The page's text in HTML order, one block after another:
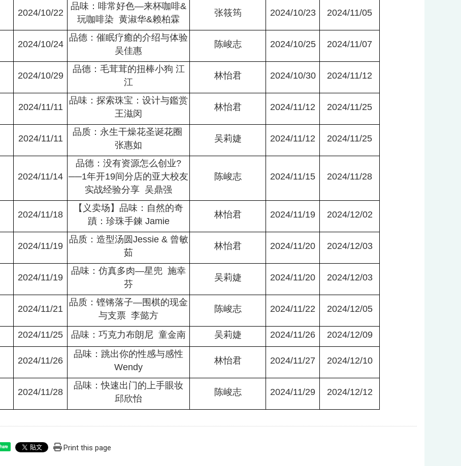
2024/10/22
品味：啡常好色—来杯咖啡&
玩咖啡染 黄淑华&赖柏霖
张筱筠 2024/10/23 2024/11/05
2024/10/24
品德：催眠疗癒的介绍与体验
吴佳惠
陈峻志 2024/10/25 2024/11/07
2024/10/29
品德：毛茸茸的扭棒小狗 江
江
林怡君 2024/10/30 2024/11/12
2024/11/11
品味：探索珠宝：设计与鑑赏
王滋闵
林怡君 2024/11/12 2024/11/25
2024/11/11
品质：永生干燥花圣诞花圈
张惠如
吴莉婕 2024/11/12 2024/11/25
2024/11/14
品德：没有资源怎么创业?
──1年开19间分店的亚大校友
实战经验分享 吴鼎强
陈峻志 2024/11/15 2024/11/28
2024/11/18
【义卖场】品味：自然的奇
蹟：珍珠手鍊 Jamie
林怡君 2024/11/19 2024/12/02
2024/11/19
品质：造型汤圆Jessie & 曾敏
茹
林怡君 2024/11/20 2024/12/03
2024/11/19
品味：仿真多肉—星兜 施幸
芬
吴莉婕 2024/11/20 2024/12/03
2024/11/21
品质：铿锵落子—围棋的现金
与支票 李懿方
陈峻志 2024/11/22 2024/12/05
2024/11/25 品味：巧克力布朗尼 童金南 吴莉婕 2024/11/26 2024/12/09
2024/11/26
品味：跳出你的性感与感性
Wendy
林怡君 2024/11/27 2024/12/10
2024/11/28
品味：快速出门的上手眼妆
邱欣怡
陈峻志 2024/11/29 2024/12/12
Print this page